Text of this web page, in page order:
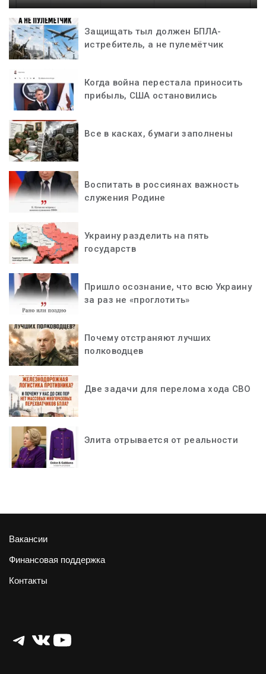
Защищать тыл должен БПЛА-
истребитель, а не пулемётчик
Когда война перестала приносить
прибыль, США остановились
Все в касках, бумаги заполнены
Воспитать в россиянах важность
служения Родине
Украину разделить на пять
государств
Пришло осознание, что всю Украину
за раз не «проглотить»
Почему отстраняют лучших
полководцев
Две задачи для перелома хода СВО
Элита отрывается от реальности
Вакансии
Финансовая поддержка
Контакты
Telegram
ВКонтакте
YouTube